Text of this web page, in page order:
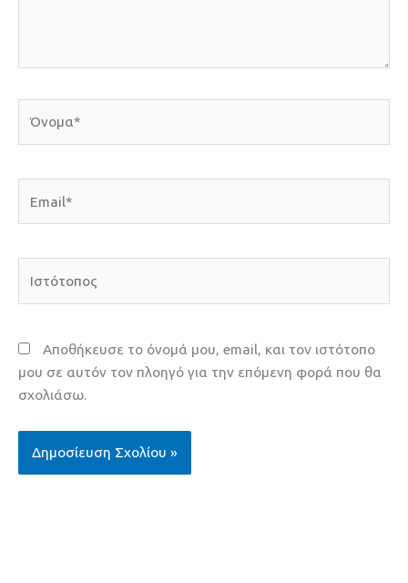
Αποθήκευσε το όνομά μου, email, και τον ιστότοπο
μου σε αυτόν τον πλοηγό για την επόμενη φορά που θα
σχολιάσω.